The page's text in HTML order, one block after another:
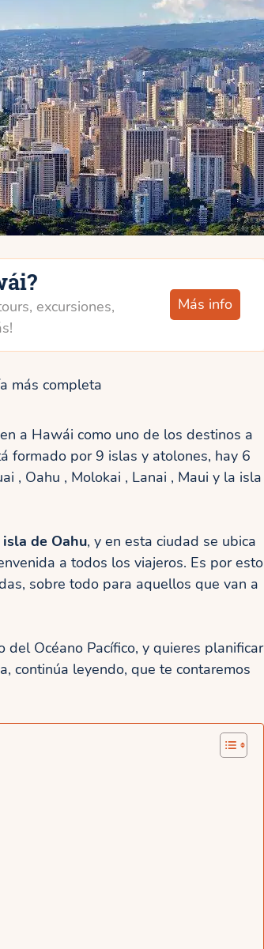
excursiones,
Más info
más completa
a Hawái como uno de los destinos a
formado por 9 islas y atolones, hay 6
, Oahu , Molokai , Lanai , Maui y la isla
de Oahu, y en esta ciudad se ubica
a todos los viajeros. Es por esto
sobre todo para aquellos que van a
Océano Pacífico, y quieres planificar
continúa leyendo, que te contaremos